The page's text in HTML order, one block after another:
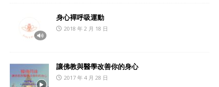
身心襌呼吸運動
2018 年 2 月 18 日
讓佛教與醫學改善你的身心
2017 年 4 月 28 日